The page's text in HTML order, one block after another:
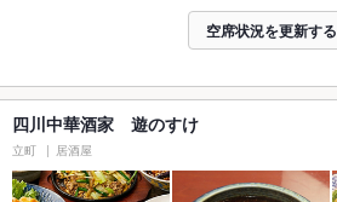
空席状況を更新する
四川中華酒家 遊のすけ
立町 居酒屋